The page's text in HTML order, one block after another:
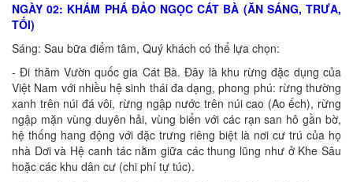
NGÀY 02: KHÁM PHÁ ĐẢO NGỌC CÁT BÀ (ĂN SÁNG, TRƯA,
TỐI)
Sáng: Sau bữa điểm tâm, Quý khách có thể lựa chọn:
- Đi thăm Vườn quốc gia Cát Bà. Đây là khu rừng đặc dụng của
Việt Nam với nhiều hệ sinh thái đa dạng, phong phú: rừng thường
xanh trên núi đá vôi, rừng ngập nước trên núi cao (Ao ếch), rừng
ngập mặn vùng duyên hải, vùng biển với các rạn san hô gần bờ,
hệ thống hang động với đặc trưng riêng biệt là nơi cư trú của họ
nhà Dơi và Hệ canh tác nằm giữa các thung lũng như ở Khe Sâu
hoặc các khu dân cư (chi phí tự túc).